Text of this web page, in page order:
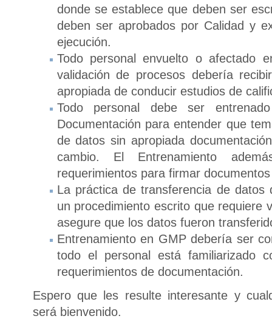
donde se establece que deben ser
deben ser aprobados por Calidad y
ejecución.
Todo personal envuelto o afectado
validación de procesos debería
apropiada de conducir estudios de
Todo personal debe ser
Documentación para entender que
de datos sin apropiada
cambio. El Entrenamiento
requerimientos para firmar
La práctica de transferencia de datos
un procedimiento escrito que requiere
asegure que los datos fueron
Entrenamiento en GMP debería ser
todo el personal está familiarizado
requerimientos de documentación.
Espero que les resulte interesante y
será bienvenido.